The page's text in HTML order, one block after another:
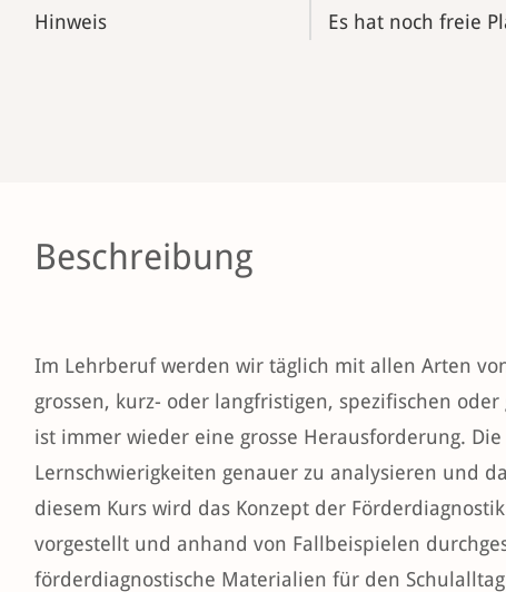
Hinweis Es hat noch freie
Beschreibung
Im Lehrberuf werden wir täglich mit allen Arten
grossen, kurz- oder langfristigen, spezifischen
ist immer wieder eine grosse Herausforderung.
Lernschwierigkeiten genauer zu analysieren und
diesem Kurs wird das Konzept der
vorgestellt und anhand von Fallbeispielen
förderdiagnostische Materialien für den